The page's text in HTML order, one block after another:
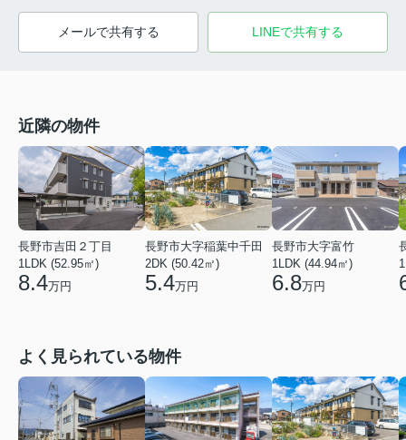
メールで共有する LINEで共有する
近隣の物件
長野市吉田２丁目
1LDK (52.95㎡)
8.4万円
長野市大字稲葉中千田
2DK (50.42㎡)
5.4万円
長野市大字富竹
1LDK (44.94㎡)
6.8万円
よく見られている物件